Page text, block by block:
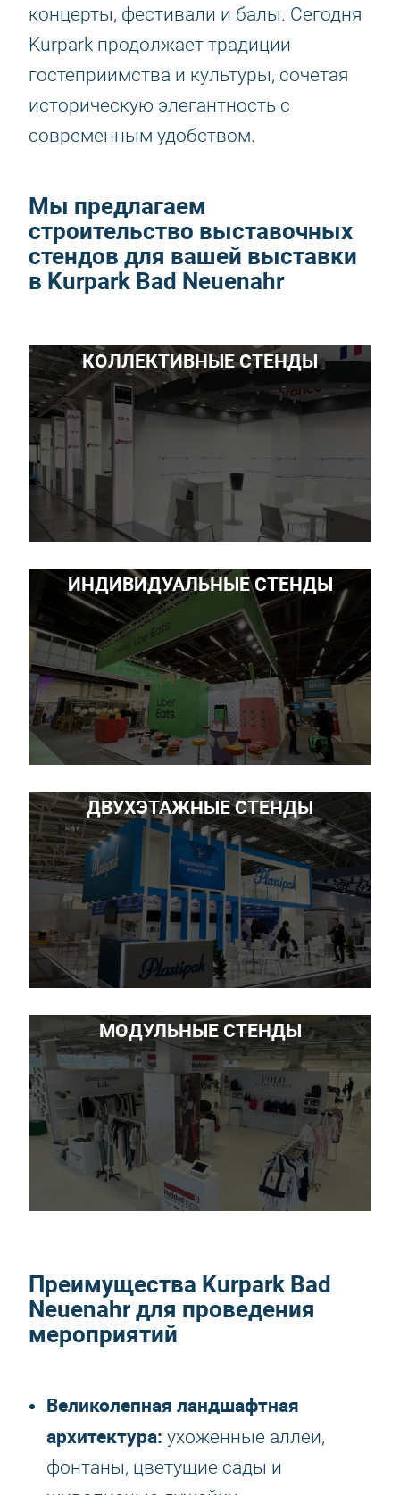
концерты, фестивали и балы. Сегодня
Kurpark продолжает традиции
гостеприимства и культуры, сочетая
историческую элегантность с
современным удобством.
Мы предлагаем
строительство выставочных
стендов для вашей выставки
в Kurpark Bad Neuenahr
КОЛЛЕКТИВНЫЕ СТЕНДЫ
ИНДИВИДУАЛЬНЫЕ СТЕНДЫ
ДВУХЭТАЖНЫЕ СТЕНДЫ
МОДУЛЬНЫЕ СТЕНДЫ
Преимущества Kurpark Bad
Neuenahr для проведения
мероприятий
Великолепная ландшафтная
архитектура: ухоженные аллеи,
фонтаны, цветущие сады и